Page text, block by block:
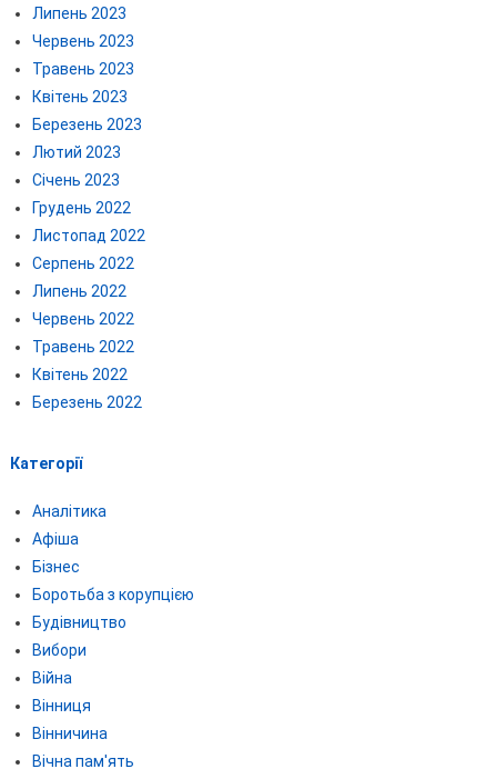
Липень 2023
Червень 2023
Травень 2023
Квітень 2023
Березень 2023
Лютий 2023
Січень 2023
Грудень 2022
Листопад 2022
Серпень 2022
Липень 2022
Червень 2022
Травень 2022
Квітень 2022
Березень 2022
Категорії
Аналітика
Афіша
Бізнес
Боротьба з корупцією
Будівництво
Вибори
Війна
Вінниця
Вінничина
Вічна пам'ять